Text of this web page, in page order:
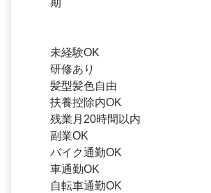
期
未経験OK
研修あり
髪型髪色自由
扶養控除内OK
残業月20時間以内
副業OK
バイク通勤OK
車通勤OK
自転車通勤OK